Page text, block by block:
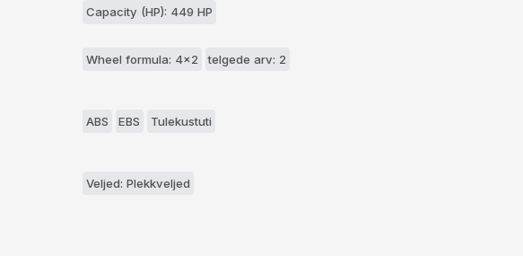
Capacity (HP): 449 HP
Wheel formula: 4x2 telgede arv: 2
ABS EBS Tulekustuti
Veljed: Plekkveljed